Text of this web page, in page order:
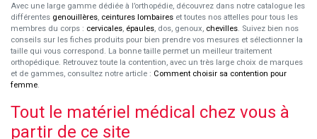
Avec une large gamme dédiée à l’orthopédie, découvrez dans notre catalogue les
différentes genouillères, ceintures lombaires et toutes nos attelles pour tous les
membres du corps : cervicales, épaules, dos, genoux, chevilles. Suivez bien nos
conseils sur les fiches produits pour bien prendre vos mesures et sélectionner la
taille qui vous correspond. La bonne taille permet un meilleur traitement
orthopédique. Retrouvez toute la contention, avec un très large choix de marques
et de gammes, consultez notre article : Comment choisir sa contention pour
femme.
Tout le matériel médical chez vous à
partir de ce site